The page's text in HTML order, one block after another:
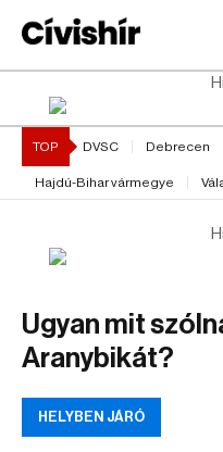
TOP DVSC Debrecen
Hajdú-Bihar vármegye
Ugyan mit
Aranybikát?
HELYBEN JÁRÓ